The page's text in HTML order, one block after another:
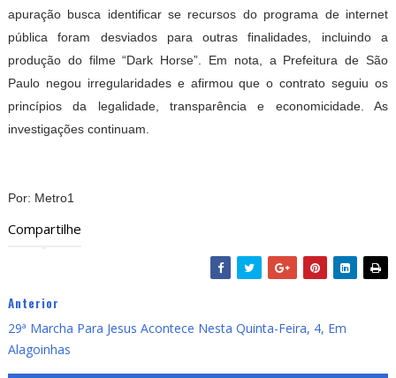
apuração busca identificar se recursos do programa de internet
pública foram desviados para outras finalidades, incluindo a
produção do filme “Dark Horse”. Em nota, a Prefeitura de São
Paulo negou irregularidades e afirmou que o contrato seguiu os
princípios da legalidade, transparência e economicidade. As
investigações continuam.
Por: Metro1
Compartilhe
Anterior
29ª Marcha Para Jesus Acontece Nesta Quinta-Feira, 4, Em
Alagoinhas